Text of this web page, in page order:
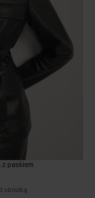
paskiem
obniżką